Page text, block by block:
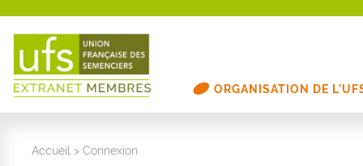
ORGANISATION DE
Accueil >Connexion